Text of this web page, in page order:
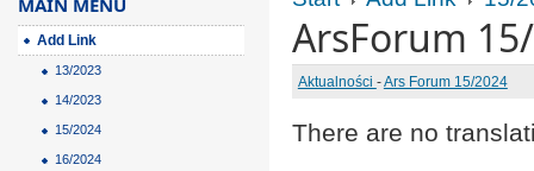
ArsForum
Aktualności -Ars Forum 15/2024
There are no
MAIN MENU
Add Link
13/2023
14/2023
15/2024
16/2024